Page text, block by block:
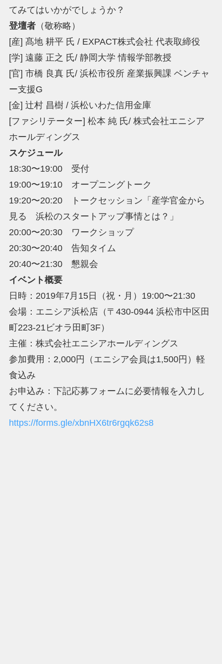
てみてはいかがでしょうか？
登壇者（敬称略）
[産] 髙地 耕平 氏 / EXPACT株式会社 代表取締役
[学] 遠藤 正之 氏/ 静岡大学 情報学部教授
[官] 市橋 良真 氏/ 浜松市役所 産業振興課 ベンチャ
ー支援G
[金] 辻村 昌樹 / 浜松いわた信用金庫
[ファシリテーター] 松本 純 氏/ 株式会社エニシア
ホールディングス
スケジュール
18:30〜19:00 受付
19:00〜19:10 オープニングトーク
19:20〜20:20 トークセッション「産学官金から
見る 浜松のスタートアップ事情とは？」
20:00〜20:30 ワークショップ
20:30〜20:40 告知タイム
20:40〜21:30 懇親会
イベント概要
日時：2019年7月15日（祝・月）19:00〜21:30
会場：エニシア浜松店（〒430-0944 浜松市中区田
町223-21ビオラ田町3F）
主催：株式会社エニシアホールディングス
参加費用：2,000円（エニシア会員は1,500円）軽
食込み
お申込み：下記応募フォームに必要情報を入力し
てください。
https://forms.gle/xbnHX6tr6rgqk62s8